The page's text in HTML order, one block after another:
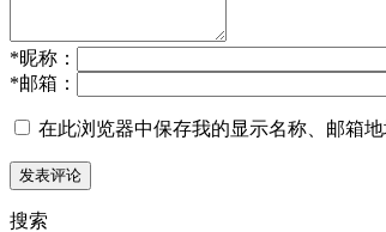
*昵称：
*邮箱：
在此浏览器中保存我的显示名称、邮箱
搜索